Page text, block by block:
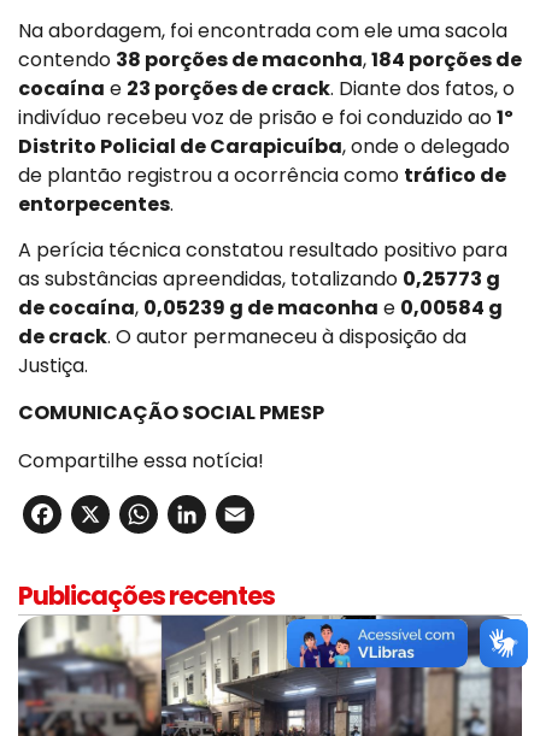
Na abordagem, foi encontrada com ele uma sacola
contendo 38 porções de maconha,184 porções de
cocaína e 23 porções de crack. Diante dos fatos, o
indivíduo recebeu voz de prisão e foi conduzido ao1º
Distrito Policial de Carapicuíba, onde o delegado
de plantão registrou a ocorrência como tráfico de
entorpecentes.
A perícia técnica constatou resultado positivo para
as substâncias apreendidas, totalizando 0,25773 g
de cocaína, 0,05239 g de maconha e 0,00584 g
de crack. O autor permaneceu à disposição da
Justiça.
COMUNICAÇÃO SOCIAL PMESP
Compartilhe essa notícia!
Facebook
X WhatsApp
LinkedIn
Publicações recentes